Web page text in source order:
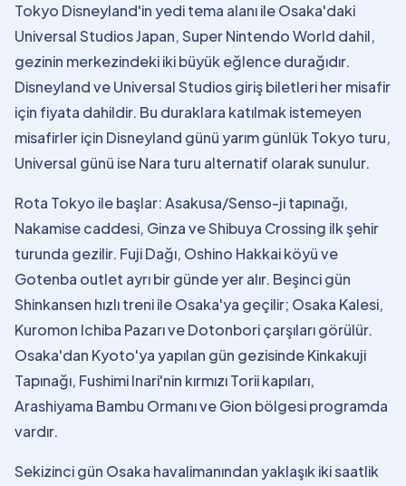
Tokyo Disneyland'in yedi tema alanı ile Osaka'daki
Universal Studios Japan, Super Nintendo World dahil,
gezinin merkezindeki iki büyük eğlence durağıdır.
Disneyland ve Universal Studios giriş biletleri her misafir
için fiyata dahildir. Bu duraklara katılmak istemeyen
misafirler için Disneyland günü yarım günlük Tokyo turu,
Universal günü ise Nara turu alternatif olarak sunulur.
Rota Tokyo ile başlar: Asakusa/Senso-ji tapınağı,
Nakamise caddesi, Ginza ve Shibuya Crossing ilk şehir
turunda gezilir. Fuji Dağı, Oshino Hakkai köyü ve
Gotenba outlet ayrı bir günde yer alır. Beşinci gün
Shinkansen hızlı treni ile Osaka'ya geçilir; Osaka Kalesi,
Kuromon Ichiba Pazarı ve Dotonbori çarşıları görülür.
Osaka'dan Kyoto'ya yapılan gün gezisinde Kinkakuji
Tapınağı, Fushimi Inari'nin kırmızı Torii kapıları,
Arashiyama Bambu Ormanı ve Gion bölgesi programda
vardır.
Sekizinci gün Osaka havalimanından yaklaşık iki saatlik